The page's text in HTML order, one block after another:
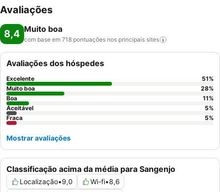
Avaliações
8,4 Muito boa
com base em 718 pontuações nos principais sites
Classificação acima da média para Sangenjo
Localização•9,0 Wi-fi•8,6
Avaliações dos hóspedes
Excelente 51%
Muito boa
28%
Boa
11%
Aceitável
5%
Fraca
5%
Mostrar avaliações